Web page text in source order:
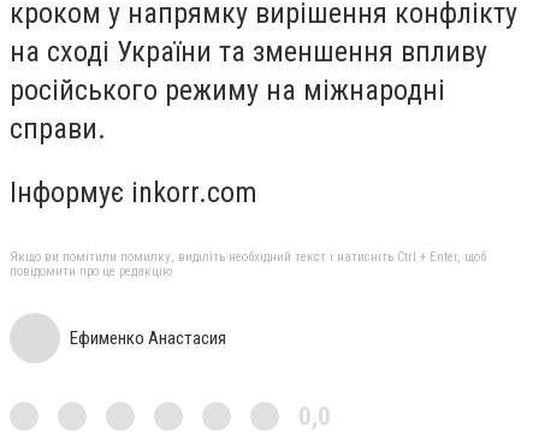
кроком у напрямку вирішення конфлікту
на сході України та зменшення впливу
російського режиму на міжнародні
справи.
Інформує inkorr.com
Якщо ви помітили помилку, виділіть необхідний текст і натисніть Ctrl + Enter, щоб
повідомити про це редакцію
Ефименко Анастасия
0,0